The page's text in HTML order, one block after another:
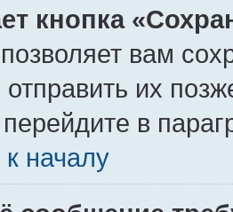
кнопка
вам
отправить их
в
началу